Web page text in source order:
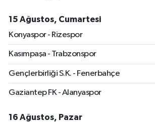
15 Ağustos, Cumartesi
Konyaspor - Rizespor
Kasımpaşa - Trabzonspor
Gençlerbirliği S.K. - Fenerbahçe
Gaziantep FK - Alanyaspor
16 Ağustos, Pazar